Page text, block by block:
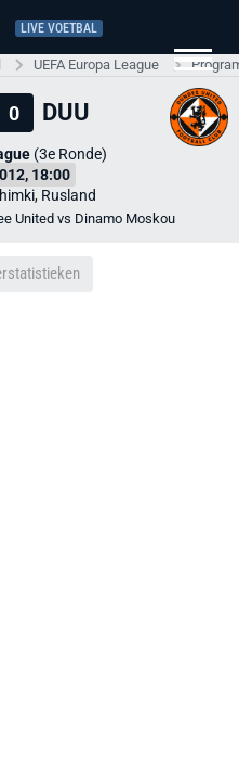
LIVE VOETBAL
UEFA Europa League
0 DUU
(3e Ronde)
18:00
Rusland
United vs Dinamo Moskou